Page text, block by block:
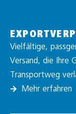
Vielfältige,
Versand, die Ihre
Transportweg
Mehr erfahren